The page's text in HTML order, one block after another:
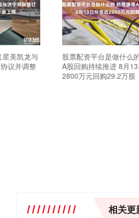
星美凯龙与
议并调整
股票配资平台是做什么
A股回购持续推进 8月
2800万元回购29.2万股
相关更